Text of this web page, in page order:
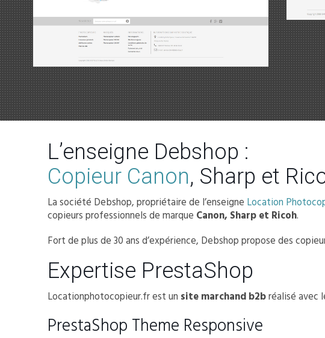
L’enseigne Debshop :
Copieur Canon, Sharp et
La société Debshop, propriétaire de l’enseigne Location
copieurs professionnels de marque Canon, Sharp et Ricoh.
Fort de plus de 30 ans d’expérience, Debshop propose des
Expertise PrestaShop
Locationphotocopieur.fr est un site marchand b2bréalisé avec
PrestaShop Theme Responsive